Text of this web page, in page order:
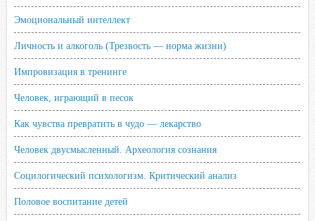
Эмоциональный интеллект
Личность и алкоголь (Трезвость — норма жизни)
Импровизация в тренинге
Человек, играющий в песок
Как чувства превратить в чудо — лекарство
Человек двусмысленный. Археология сознания
Социлогический психологизм. Критический анализ
Половое воспитание детей